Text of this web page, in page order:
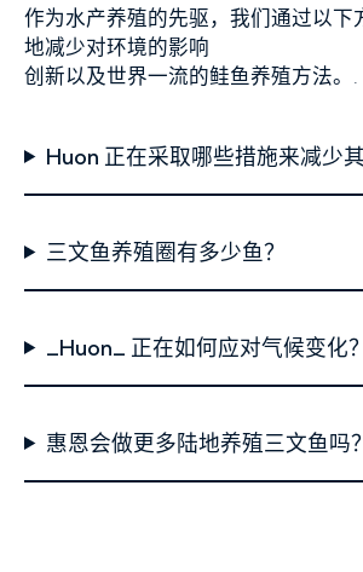
作为水产养殖的先驱，我们通过以下
地减少对环境的影响
创新以及世界一流的鲑鱼养殖方法。.
Huon 正在采取哪些措施来减少
三文鱼养殖圈有多少鱼？
_Huon_ 正在如何应对气候变化？
惠恩会做更多陆地养殖三文鱼吗？